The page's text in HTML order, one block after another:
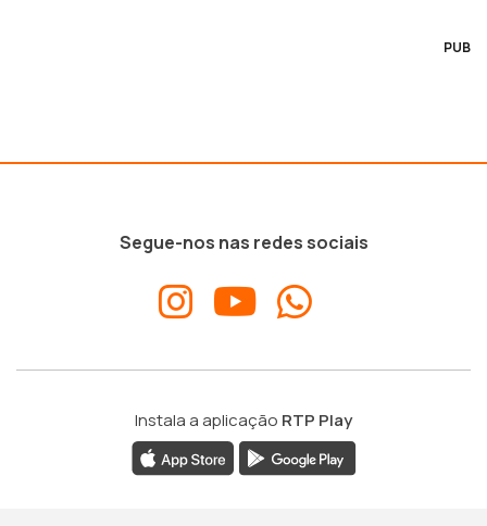
PUB
Segue-nos nas redes sociais
Instala a aplicação RTP Play